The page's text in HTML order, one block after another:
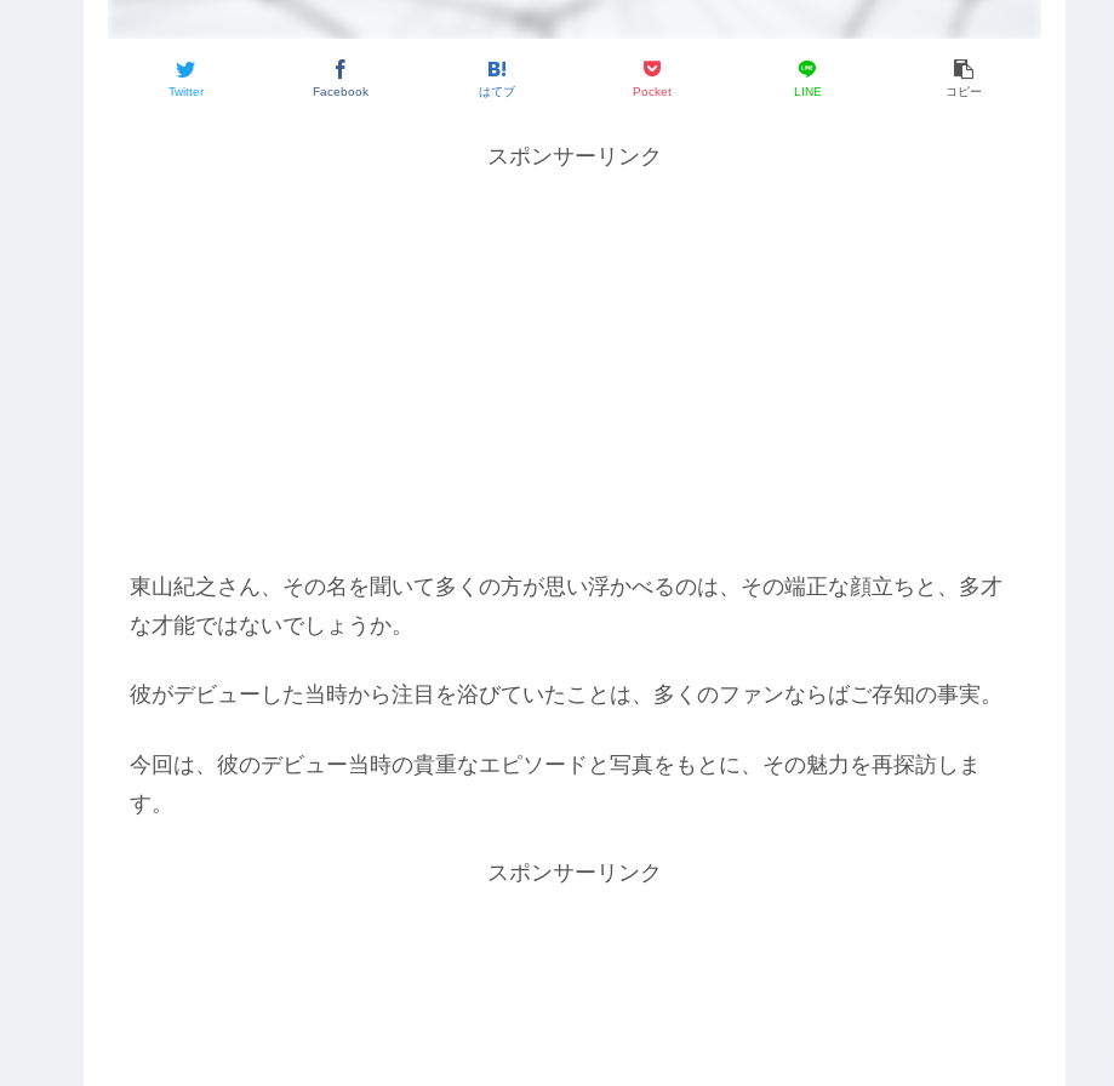
Twitter Facebook はてブ Pocket LINE コピー
スポンサーリンク
東山紀之さん、その名を聞いて多くの方が思い浮かべるのは、その端正な顔立ちと、多才
な才能ではないでしょうか。
彼がデビューした当時から注目を浴びていたことは、多くのファンならばご存知の事実。
今回は、彼のデビュー当時の貴重なエピソードと写真をもとに、その魅力を再探訪しま
す。
スポンサーリンク